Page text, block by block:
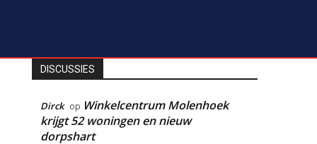
DISCUSSIES
Dirck op Winkelcentrum Molenhoek
krijgt 52 woningen en nieuw
dorpshart